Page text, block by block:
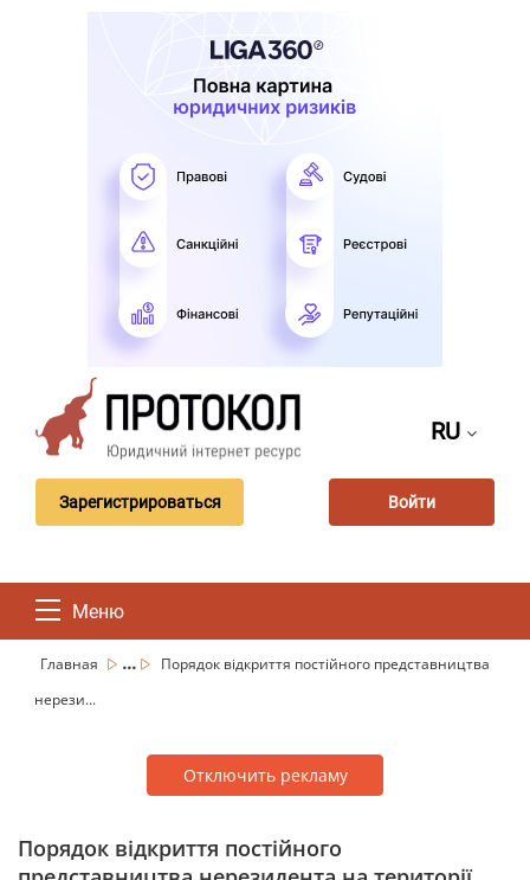
RU
Зарегистрироваться Войти
Меню
Главная ...
Порядок відкриття постійного представництва
нерези...
Отключить рекламу
Порядок відкриття постійного